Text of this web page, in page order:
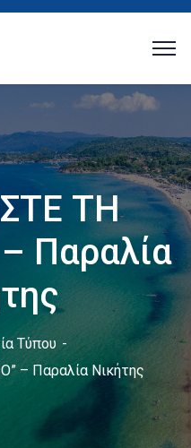
ΤΗ
Παραλία
Τύπου
– Παραλία Νικήτης